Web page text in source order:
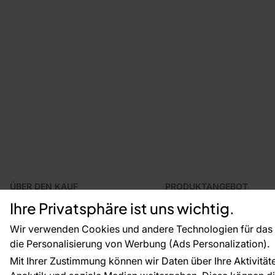
Ihre Privatsphäre ist uns wichtig.
Wir verwenden Cookies und andere Technologien für
die Personalisierung von Werbung (Ads Personalization).
Mit Ihrer Zustimmung können wir Daten über Ihre
ÜBER DEN KAUF
Versand und Bezahlung
Vertragsrücktritt
Reklamationsverfahren
Rücksendung von Waren
CE-Zertifizierung
PRODUKTANGEBOT
Fototapeten
Leiste
Dekoration
Selbstklebende Folien
Zubehör